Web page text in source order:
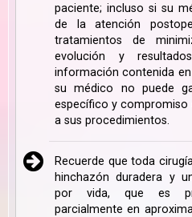
paciente; incluso si su
de la atención
tratamientos de
evolución y
información contenida
su médico no puede
específico y compromiso
a sus procedimientos.
Recuerde que toda
hinchazón duradera y
por vida, que es
parcialmente en